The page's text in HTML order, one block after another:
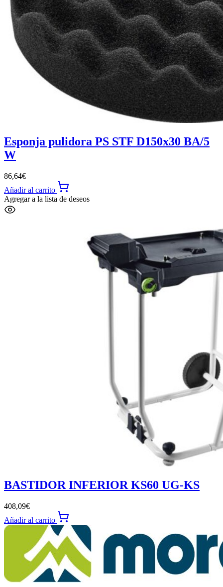
Esponja pulidora PS STF D150x30 BA/5
W
86,64€
Añadir al carrito
Agregar a la lista de deseos
BASTIDOR INFERIOR KS60 UG-KS
408,09€
Añadir al carrito